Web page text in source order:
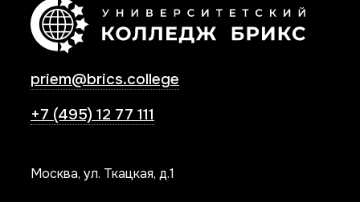
priem@brics.college
+7 (495) 12 77 111
Москва, ул. Ткацкая, д.1